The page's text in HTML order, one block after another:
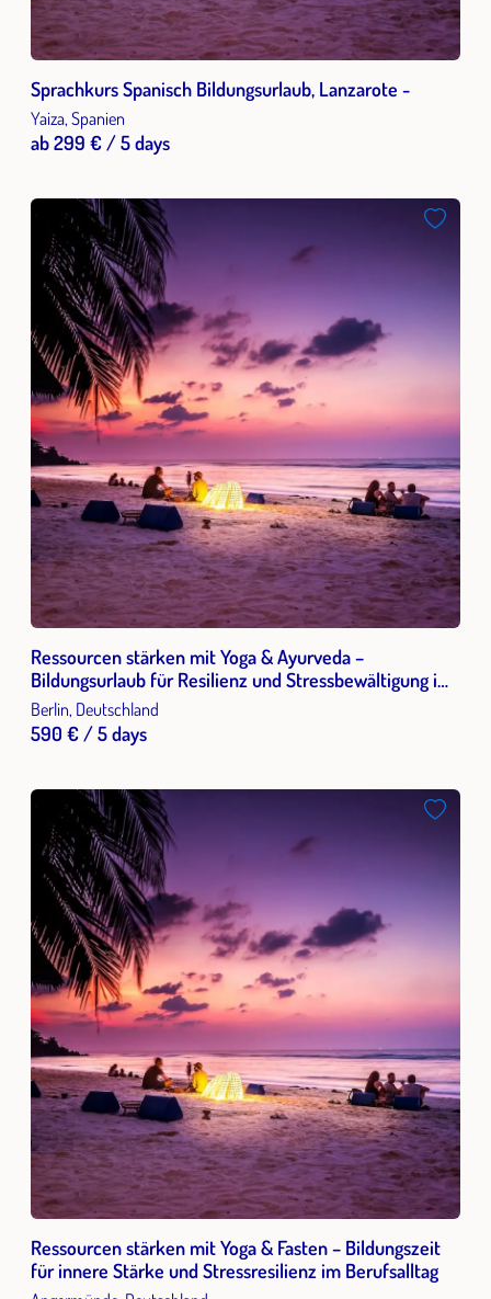
Sprachkurs Spanisch Bildungsurlaub, Lanzarote -
Yaiza, Spanien
ab 299 € / 5 days
Ressourcen stärken mit Yoga & Ayurveda –
Bildungsurlaub für Resilienz und Stressbewältigung im
Berufsalltag
Berlin, Deutschland
590 € / 5 days
Ressourcen stärken mit Yoga & Fasten – Bildungszeit
für innere Stärke und Stressresilienz im Berufsalltag